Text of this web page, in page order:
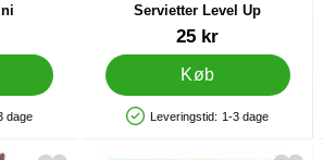
På lager
dage
Servietter Level Up
25 kr
Køb
Produkttilgængelighed: På lager
Leveringstid: 1-3 dage